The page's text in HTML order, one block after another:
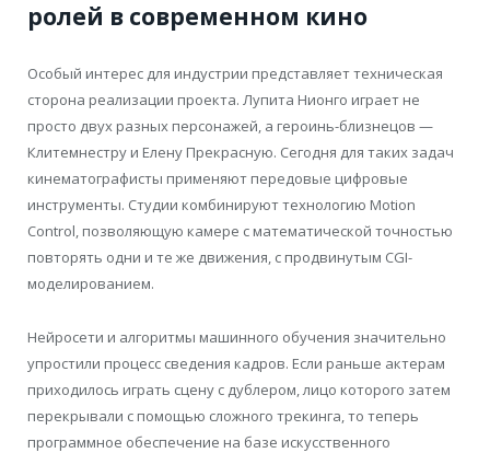
ролей в современном кино
Особый интерес для индустрии представляет техническая
сторона реализации проекта. Лупита Нионго играет не
просто двух разных персонажей, а героинь-близнецов —
Клитемнестру и Елену Прекрасную. Сегодня для таких задач
кинематографисты применяют передовые цифровые
инструменты. Студии комбинируют технологию Motion
Control, позволяющую камере с математической точностью
повторять одни и те же движения, с продвинутым CGI-
моделированием.
Нейросети и алгоритмы машинного обучения значительно
упростили процесс сведения кадров. Если раньше актерам
приходилось играть сцену с дублером, лицо которого затем
перекрывали с помощью сложного трекинга, то теперь
программное обеспечение на базе искусственного